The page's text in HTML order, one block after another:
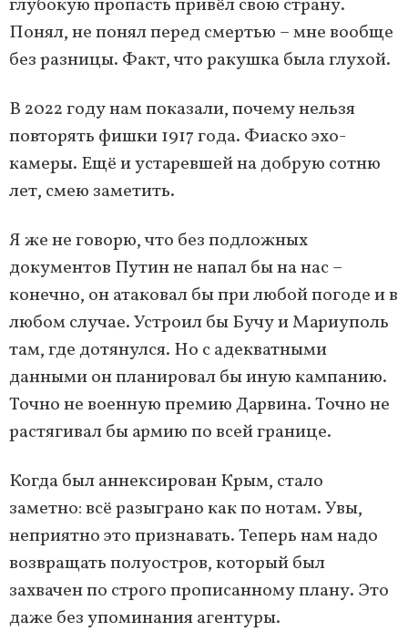
глубокую пропасть привёл свою страну.
Понял, не понял перед смертью – мне вообще
без разницы. Факт, что ракушка была глухой.
В 2022 году нам показали, почему нельзя
повторять фишки 1917 года. Фиаско эхо-
камеры. Ещё и устаревшей на добрую сотню
лет, смею заметить.
Я же не говорю, что без подложных
документов Путин не напал бы на нас –
конечно, он атаковал бы при любой погоде и в
любом случае. Устроил бы Бучу и Мариуполь
там, где дотянулся. Но с адекватными
данными он планировал бы иную кампанию.
Точно не военную премию Дарвина. Точно не
растягивал бы армию по всей границе.
Когда был аннексирован Крым, стало
заметно: всё разыграно как по нотам. Увы,
неприятно это признавать. Теперь нам надо
возвращать полуостров, который был
захвачен по строго прописанному плану. Это
даже без упоминания агентуры.